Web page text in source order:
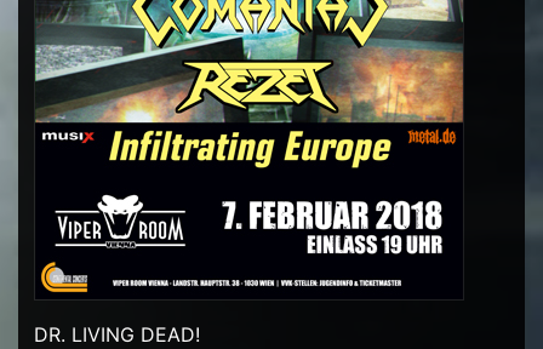
DR. LIVING DEAD!